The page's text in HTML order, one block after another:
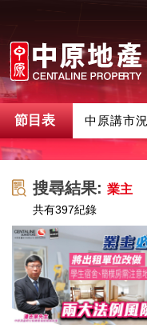
節目表 中原講市況
搜尋結果: 業主
共有397紀錄